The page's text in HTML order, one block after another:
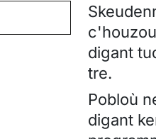
digant
tre.
Pobloù
digant